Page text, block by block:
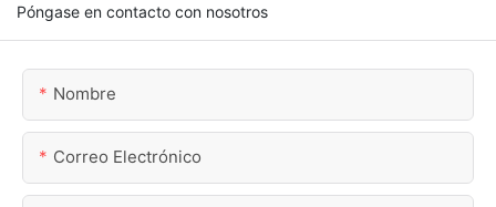
Póngase en contacto con nosotros
Nombre
Correo Electrónico